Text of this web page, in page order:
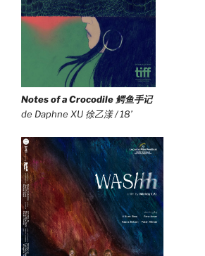
Notes of a Crocodile 鳄鱼手记
de Daphne XU 徐乙漾 / 18’